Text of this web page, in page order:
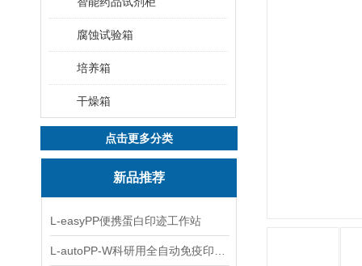
腐蚀试验箱
培养箱
干燥箱
点击更多分类
新品推荐
L-easyPP便携蛋白印迹工作站